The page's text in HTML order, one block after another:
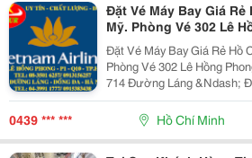
Đặt Vé Máy Bay Giá
Mỹ. Phòng Vé 302 Lê
Đặt Vé Máy Bay Giá Rẻ Hồ
Phòng Vé 302 Lê Hồng Phong, Q10 Phòng
714 Đường Láng &Ndash;
Tel: 04.39911777 - Hotline: 0915
Lê Hồng Phong - Quận 10 -
0439 *** *** Hồ Chí Minh